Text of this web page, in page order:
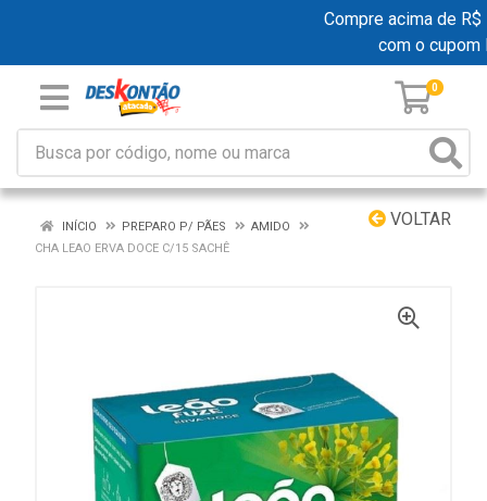
Compre acima de R$
com o cupom
0
VOLTAR
INÍCIO PREPARO P/ PÃES
AMIDO
CHA LEAO ERVA DOCE C/15 SACHÊ